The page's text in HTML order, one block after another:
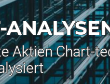
Aktien Chart-